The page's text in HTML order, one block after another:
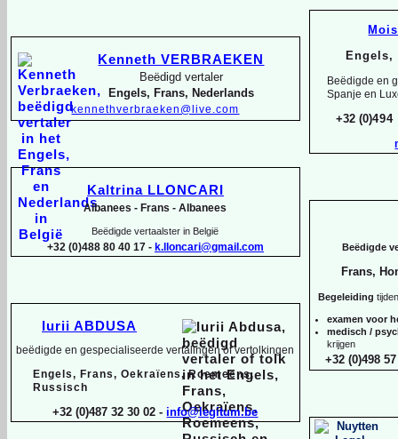
Engels,
Beëdigde en
Spanje en
+32 (0)494
Beëdigde
Frans,
Begeleiding
examen voor
medisch /
krijgen
+32 (0)498
Kenneth VERBRAEKEN
Beëdigd vertaler
Engels, Frans, Nederlands
kennethverbraeken@live.com
Kaltrina LLONCARI
Albanees - Frans - Albanees
Beëdigde vertaalster in België
+32 (0)488 80 40 17 - k.lloncari@gmail.com
Iurii ABDUSA
beëdigde en gespecialiseerde vertalingen of vertolkingen
Engels, Frans, Oekraïens, Roemeens,
Russisch
+32 (0)487 32 30 02 - info@legitum.be